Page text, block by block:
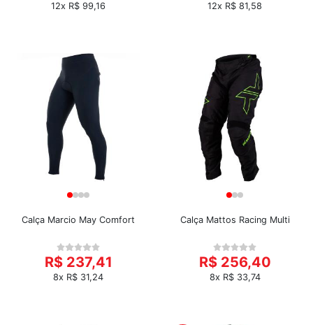
12x R$ 99,16 12x R$ 81,58
Calça Marcio May Comfort
R$ 237,41
8x R$ 31,24
Calça Mattos Racing Multi
R$ 256,40
8x R$ 33,74